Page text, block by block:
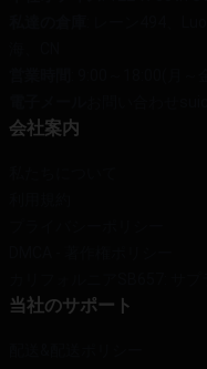
会社案内
当社のサポート